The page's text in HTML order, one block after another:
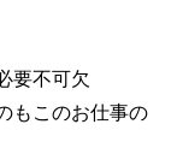
要不可欠
もこのお仕事の